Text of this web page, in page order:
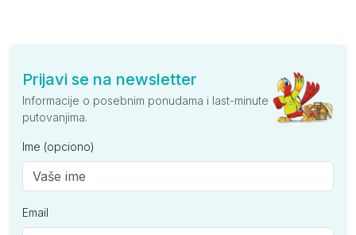
Prijavi se na newsletter
Informacije o posebnim ponudama i last-minute
putovanjima.
Ime (opciono)
Email